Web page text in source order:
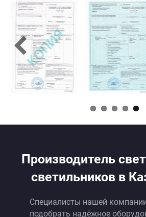
Производитель
светильников в
Специалисты нашей
подобрать надёжное